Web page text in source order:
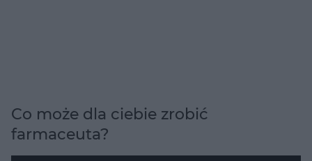
Co może dla ciebie zrobić
farmaceuta?